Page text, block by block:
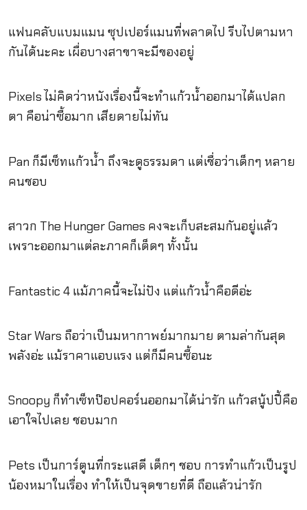
แฟนคลับแบมแมน ซุปเปอร์แมนที่พลาดไป รีบไปตามหา
กันได้นะคะ เผื่อบางสาขาจะมีของอยู่
Pixels ไม่คิดว่าหนังเรื่องนี้จะทำแก้วน้ำออกมาได้แปลก
ตา คือน่าซื้อมาก เสียดายไม่ทัน
Pan ก็มีเซ็ทแก้วน้ำ ถึงจะดูธรรมดา แต่เชื่อว่าเด็กๆ หลาย
คนชอบ
สาวก The Hunger Games คงจะเก็บสะสมกันอยู่แล้ว
เพราะออกมาแต่ละภาคก็เด็ดๆ ทั้งนั้น
Fantastic 4 แม้ภาคนี้จะไม่ปัง แต่แก้วน้ำคือดีอ่ะ
Star Wars ถือว่าเป็นมหากาพย์มากมาย ตามล่ากันสุด
พลังอ่ะ แม้ราคาแอบแรง แต่ก็มีคนซื้อนะ
Snoopy ก็ทำเซ็ทป๊อปคอร์นออกมาได้น่ารัก แก้วสนู้ปปี้คือ
เอาใจไปเลย ชอบมาก
Pets เป็นการ์ตูนที่กระแสดี เด็กๆ ชอบ การทำแก้วเป็นรูป
น้องหมาในเรื่อง ทำให้เป็นจุดขายที่ดี ถือแล้วน่ารัก